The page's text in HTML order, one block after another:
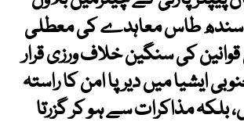
سندھ طاس معاہدے کی معطلی
قوانین کی سنگین خلاف ورزی قرار
ایشیا میں دیرپا امن کا راستہ
مذاکرات سے ہو کر گزرتا